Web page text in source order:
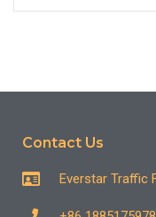
Contact Us
Everstar Traffic